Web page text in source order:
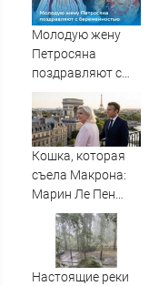
Молодую жену
Петросяна
поздравляют с
беременностью
Кошка, которая
съела Макрона:
Марин Ле Пен
готова стать
президентом
Франции. Что это
даст России
Настоящие реки